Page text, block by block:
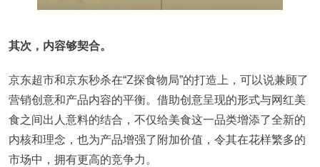
其次，内容够契合。
京东超市和京东秒杀在“Z探食物局”的打造上，可以说兼顾了
营销创意和产品内容的平衡。借助创意呈现的形式与网红美
食之间出人意料的结合，不仅给美食这一品类增添了全新的
内核和理念，也为产品增强了附加价值，令其在花样繁多的
市场中，拥有更高的竞争力。